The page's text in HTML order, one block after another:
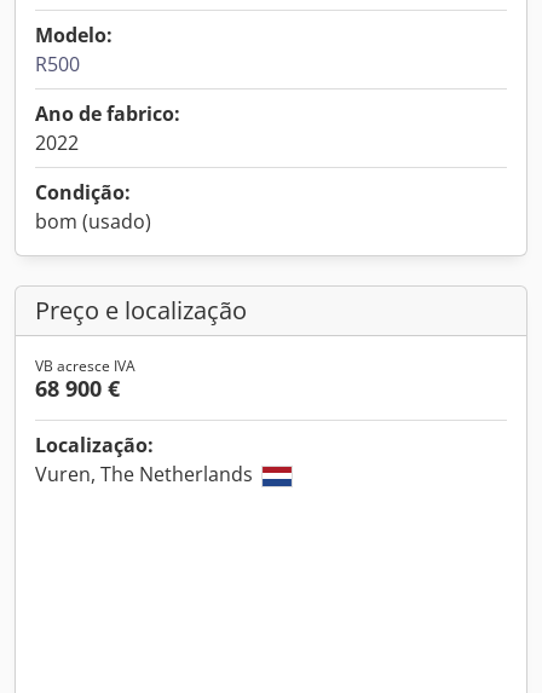
Modelo:
R500
Ano de fabrico:
2022
Condição:
bom (usado)
Preço e localização
VB acresce IVA
68 900 €
Localização:
Vuren, The Netherlands